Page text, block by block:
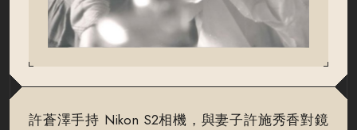
許蒼澤手持 Nikon S2相機，與妻子許施秀香對鏡